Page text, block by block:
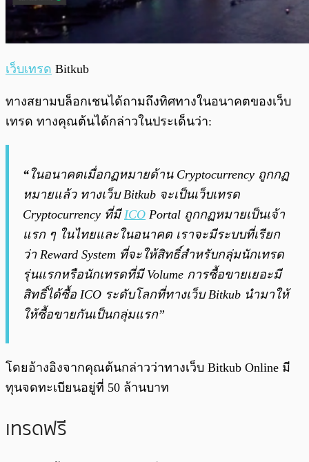
เว็บเทรด Bitkub
ทางสยามบล็อกเชนได้ถามถึงทิศทางในอนาคตของเว็บ
เทรด ทางคุณต้นได้กล่าวในประเด็นว่า:
“ในอนาคตเมื่อกฏหมายด้าน Cryptocurrency ถูกกฏ
หมายแล้ว ทางเว็บ Bitkub จะเป็นเว็บเทรด
Cryptocurrency ที่มีICO Portal ถูกกฏหมายเป็นเจ้า
แรก ๆ ในไทยและในอนาคต เราจะมีระบบที่เรียก
ว่า Reward System ที่จะให้สิทธิ์สำหรับกลุ่มนักเทรด
รุ่นแรกหรือนักเทรดที่มี Volume การซื้อขายเยอะมี
สิทธิ์ได้ซื้อ ICO ระดับโลกที่ทางเว็บ Bitkub นำมาให้
ให้ซื้อขายกันเป็นกลุ่มแรก”
โดยอ้างอิงจากคุณต้นกล่าวว่าทางเว็บ Bitkub Online มี
ทุนจดทะเบียนอยู่ที่ 50 ล้านบาท
เทรดฟรี